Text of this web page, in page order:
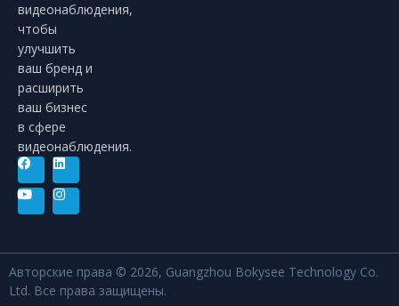
видеонаблюдения,
чтобы
улучшить
ваш бренд и
расширить
ваш бизнес
в сфере
видеонаблюдения.
Авторские права © 2026, Guangzhou Bokysee Technology Co.
Ltd. Все права защищены.